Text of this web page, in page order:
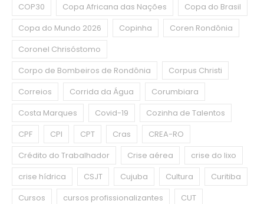
COP30
Copa Africana das Nações
Copa do Brasil
Copa do Mundo 2026
Copinha
Coren Rondônia
Coronel Chrisóstomo
Corpo de Bombeiros de Rondônia
Corpus Christi
Correios
Corrida da Água
Corumbiara
Costa Marques
Covid-19
Cozinha de Talentos
CPF
CPI CPT Cras
CREA-RO
Crédito do Trabalhador
Crise aérea
crise do lixo
crise hídrica
CSJT Cujuba Cultura
Curitiba
Cursos
cursos profissionalizantes
CUT